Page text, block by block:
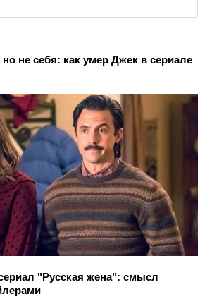
не себя: как умер Джек в сериале
"Русская жена": смысл